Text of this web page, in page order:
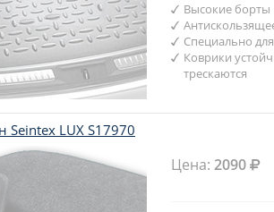
Высокие борты
Специально
Коврики
трескаются
Seintex LUX S17970
Цена:2090